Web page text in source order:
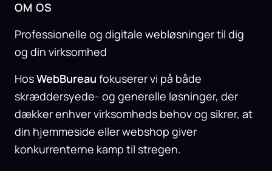
OM OS
Professionelle og digitale webløsninger til dig
og din virksomhed
HosWebBureau fokuserer vi på både
skræddersyede- og generelle løsninger, der
dækker enhver virksomheds behov og sikrer, at
din hjemmeside eller webshop giver
konkurrenterne kamp til stregen.